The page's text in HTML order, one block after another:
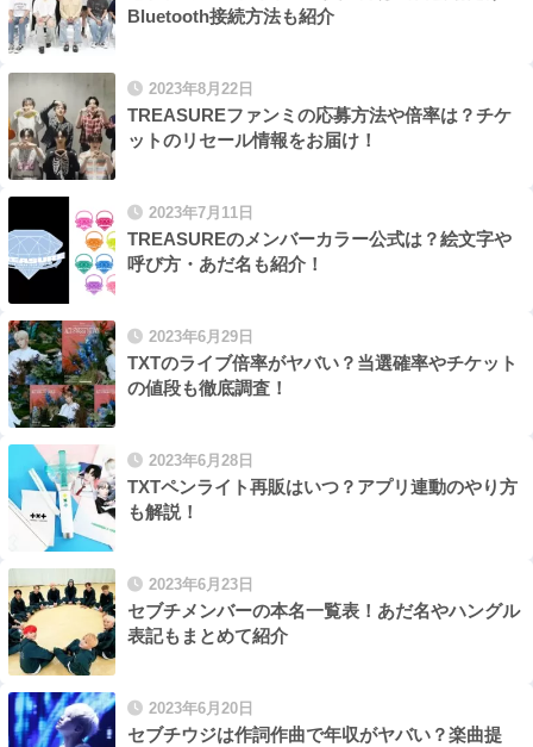
Bluetooth接続方法も紹介
2023年8月22日
TREASUREファンミの応募方法や倍率は？チケ
ットのリセール情報をお届け！
2023年7月11日
TREASUREのメンバーカラー公式は？絵文字や
呼び方・あだ名も紹介！
2023年6月29日
TXTのライブ倍率がヤバい？当選確率やチケット
の値段も徹底調査！
2023年6月28日
TXTペンライト再販はいつ？アプリ連動のやり方
も解説！
2023年6月23日
セブチメンバーの本名一覧表！あだ名やハングル
表記もまとめて紹介
2023年6月20日
セブチウジは作詞作曲で年収がヤバい？楽曲提